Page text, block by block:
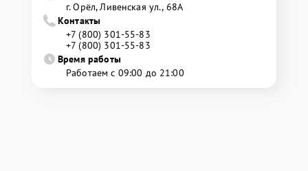
г. Орёл, Ливенская ул., 68А
Контакты
+7 (800) 301-55-83
+7 (800) 301-55-83
Время работы
Работаем с 09:00 до 21:00